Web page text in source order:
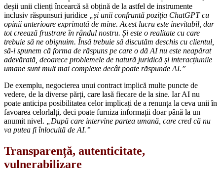
deșii unii clienți încearcă să obțină de la astfel de instrumente
inclusiv răspunsuri juridice
„și unii confruntă poziția ChatGPT cu
opinii anterioare exprimată de mine. Acest lucru este inevitabil, dar
tot creează frustrare în rândul nostru. Și este o realitate cu care
trebuie să ne obișnuim. Însă trebuie să discutăm deschis cu clientul,
să-i spunem că forma de răspuns pe care o dă AI nu este neapărat
adevărată, deoarece problemele de natură juridică și interacțiunile
umane sunt mult mai complexe decât poate răspunde AI.”
De exemplu, negocierea unui contract implică multe puncte de
vedere, de la diverse părți, care lasă fiecare de la sine. Iar AI nu
poate anticipa posibilitatea celor implicați de a renunța la ceva unii în
favoarea celorlalți, deci poate furniza informații doar până la un
anumit nivel.
„După care intervine partea umană, care cred că nu
va putea fi înlocuită de AI.”
Transparență, autenticitate,
vulnerabilizare